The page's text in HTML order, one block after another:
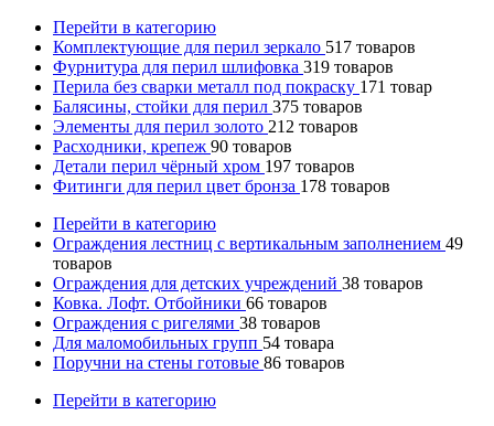
Перейти в категорию
Комплектующие для перил зеркало 517 товаров
Фурнитура для перил шлифовка 319 товаров
Перила без сварки металл под покраску 171 товар
Балясины, стойки для перил 375 товаров
Элементы для перил золото 212 товаров
Расходники, крепеж 90 товаров
Детали перил чёрный хром 197 товаров
Фитинги для перил цвет бронза 178 товаров
Перейти в категорию
Ограждения лестниц с вертикальным заполнением 49
товаров
Ограждения для детских учреждений 38 товаров
Ковка. Лофт. Отбойники 66 товаров
Ограждения с ригелями 38 товаров
Для маломобильных групп 54 товара
Поручни на стены готовые 86 товаров
Перейти в категорию